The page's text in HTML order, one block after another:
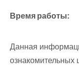
Время работы:
Данная
ознакомительных